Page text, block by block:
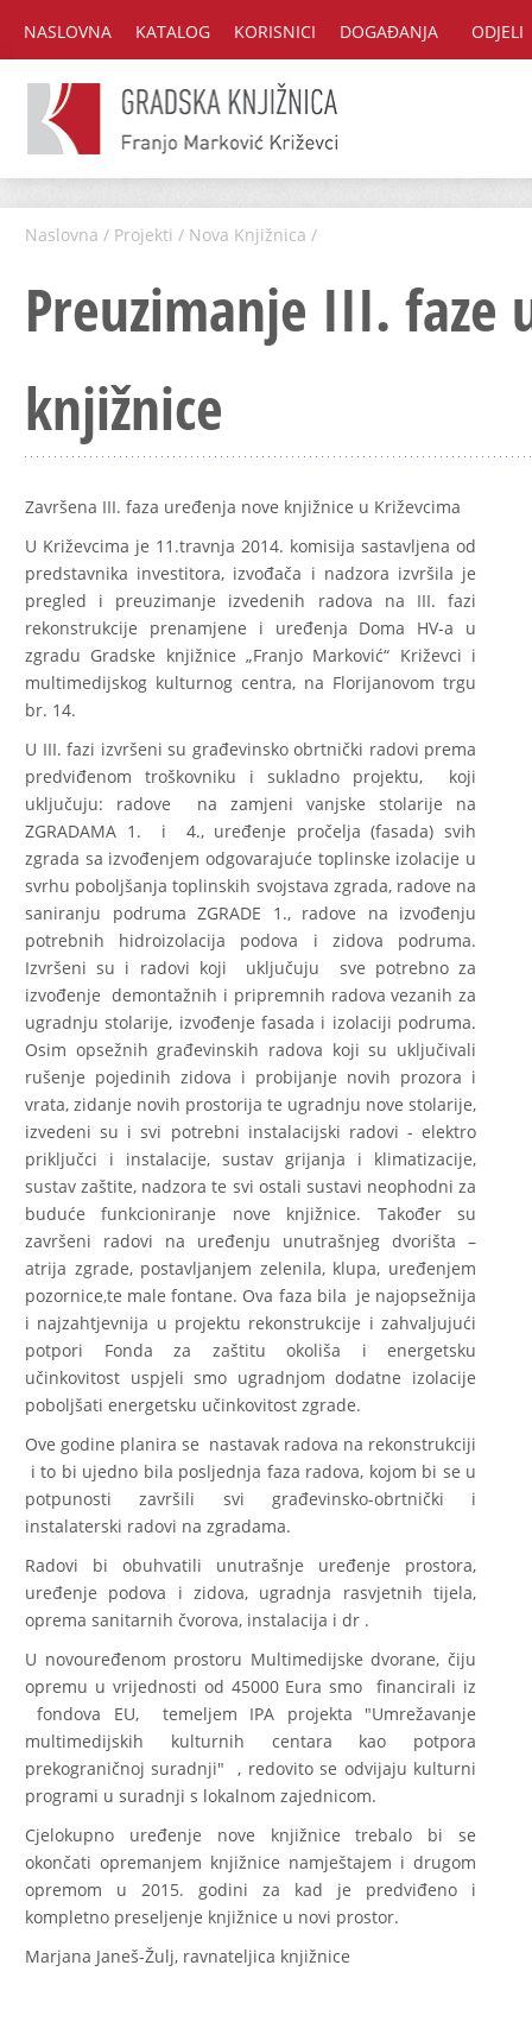
NASLOVNA KATALOG KORISNICI DOGAĐANJA ODJELI
Naslovna / Projekti / Nova Knjižnica /
Preuzimanje III. faze
knjižnice
Završena III. faza uređenja nove knjižnice u Križevcima
U Križevcima je 11.travnja 2014. komisija sastavljena od
predstavnika investitora, izvođača i nadzora izvršila je
pregled i preuzimanje izvedenih radova na III. fazi
rekonstrukcije prenamjene i uređenja Doma HV-a u
zgradu Gradske knjižnice „Franjo Marković“ Križevci i
multimedijskog kulturnog centra, na Florijanovom trgu
br. 14.
U III. fazi izvršeni su građevinsko obrtnički radovi prema
predviđenom troškovniku i sukladno projektu, koji
uključuju: radove na zamjeni vanjske stolarije na
ZGRADAMA 1. i 4., uređenje pročelja (fasada) svih
zgrada sa izvođenjem odgovarajuće toplinske izolacije u
svrhu poboljšanja toplinskih svojstava zgrada, radove na
saniranju podruma ZGRADE 1., radove na izvođenju
potrebnih hidroizolacija podova i zidova podruma.
Izvršeni su i radovi koji uključuju sve potrebno za
izvođenje demontažnih i pripremnih radova vezanih za
ugradnju stolarije, izvođenje fasada i izolaciji podruma.
Osim opsežnih građevinskih radova koji su uključivali
rušenje pojedinih zidova i probijanje novih prozora i
vrata, zidanje novih prostorija te ugradnju nove stolarije,
izvedeni su i svi potrebni instalacijski radovi - elektro
priključci i instalacije, sustav grijanja i klimatizacije,
sustav zaštite, nadzora te svi ostali sustavi neophodni za
buduće funkcioniranje nove knjižnice. Također su
završeni radovi na uređenju unutrašnjeg dvorišta –
atrija zgrade, postavljanjem zelenila, klupa, uređenjem
pozornice,te male fontane. Ova faza bila je najopsežnija
i najzahtjevnija u projektu rekonstrukcije i zahvaljujući
potpori Fonda za zaštitu okoliša i energetsku
učinkovitost uspjeli smo ugradnjom dodatne izolacije
poboljšati energetsku učinkovitost zgrade.
Ove godine planira se nastavak radova na rekonstrukciji
i to bi ujedno bila posljednja faza radova, kojom bi se u
potpunosti završili svi građevinsko-obrtnički i
instalaterski radovi na zgradama.
Radovi bi obuhvatili unutrašnje uređenje prostora,
uređenje podova i zidova, ugradnja rasvjetnih tijela,
oprema sanitarnih čvorova, instalacija i dr .
U novouređenom prostoru Multimedijske dvorane, čiju
opremu u vrijednosti od 45000 Eura smo financirali iz
fondova EU, temeljem IPA projekta "Umrežavanje
multimedijskih kulturnih centara kao potpora
prekograničnoj suradnji" , redovito se odvijaju kulturni
programi u suradnji s lokalnom zajednicom.
Cjelokupno uređenje nove knjižnice trebalo bi se
okončati opremanjem knjižnice namještajem i drugom
opremom u 2015. godini za kad je predviđeno i
kompletno preseljenje knjižnice u novi prostor.
Marjana Janeš-Žulj, ravnateljica knjižnice